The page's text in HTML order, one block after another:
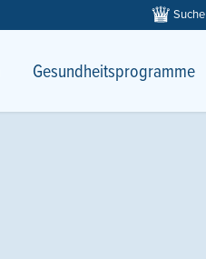
Suche
Gesundheitsprogramme